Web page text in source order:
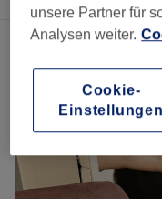
Ein Salon, der anbietet:
unsere Partner für
Analysen weiter.
Cookie-
Einstellungen